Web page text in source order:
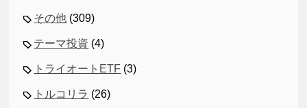
その他 (309)
テーマ投資 (4)
トライオートETF (3)
トルコリラ (26)